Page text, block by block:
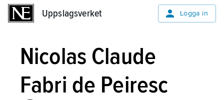
Uppslagsverket Logga in
Nicolas Claude
Fabri de Peiresc